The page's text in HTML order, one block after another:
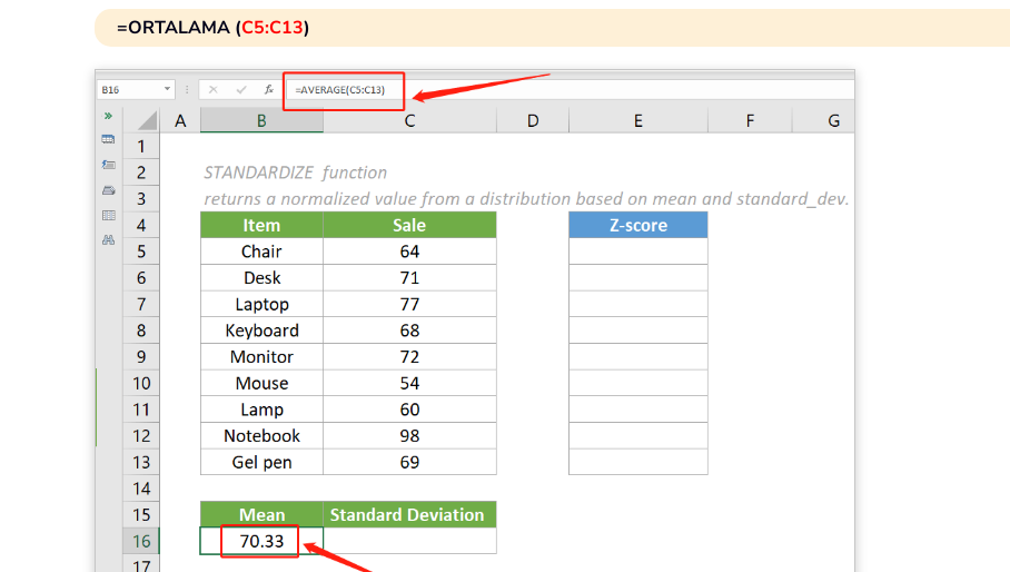
=ORTALAMA (C5:C13)